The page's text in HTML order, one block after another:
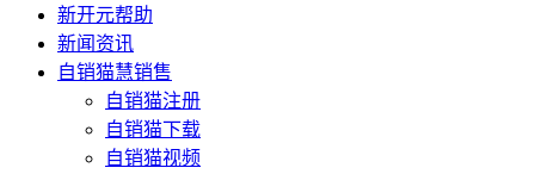
新开元帮助
新闻资讯
自销猫慧销售
自销猫注册
自销猫下载
自销猫视频